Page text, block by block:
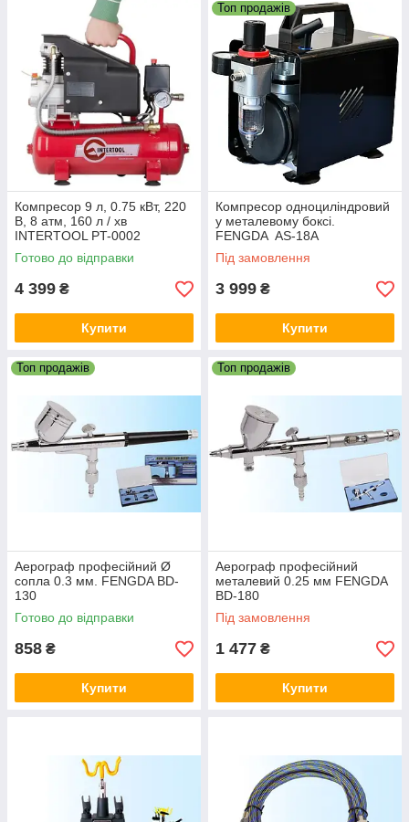
Компресор 9 л, 0.75 кВт, 220
В, 8 атм, 160 л / хв
INTERTOOL PT-0002
Готово до відправки
4 399 ₴
Купити
Топ продажів
Компресор одноциліндровий
у металевому боксі.
FENGDA AS-18A
Під замовлення
3 999 ₴
Купити
Топ продажів
Аерограф професійний Ø
сопла 0.3 мм. FENGDA BD-
130
Готово до відправки
858 ₴
Купити
Топ продажів
Аерограф професійний
металевий 0.25 мм FENGDA
BD-180
Під замовлення
1 477 ₴
Купити